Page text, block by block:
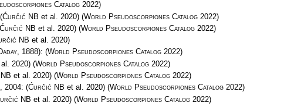
Catalog2022)
(Ćurčić NB et al. 2020) (World Pseudoscorpiones Catalog2022)
NB et al. 2020) (World Pseudoscorpiones Catalog2022)
NB et al. 2020)
, 1888): (World Pseudoscorpiones Catalog2022)
2020) (World Pseudoscorpiones Catalog2022)
et al. 2020) (World Pseudoscorpiones Catalog2022)
, 2004: (Ćurčić NB et al. 2020) (World Pseudoscorpiones Catalog2022)
NB et al. 2020) (World Pseudoscorpiones Catalog2022)